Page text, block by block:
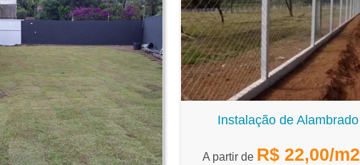
Instalação de Alambrado
A partir de R$ 22,00/m2